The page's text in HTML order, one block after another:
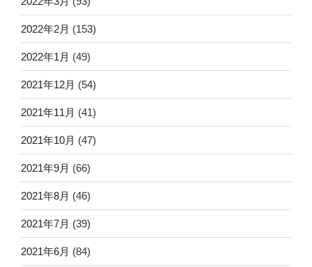
2022年2月 (153)
2022年1月 (49)
2021年12月 (54)
2021年11月 (41)
2021年10月 (47)
2021年9月 (66)
2021年8月 (46)
2021年7月 (39)
2021年6月 (84)